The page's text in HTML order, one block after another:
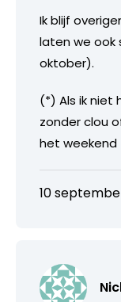
Ik blijf
laten we ook
oktober).
(*) Als ik niet
zonder clou
het weekend
10